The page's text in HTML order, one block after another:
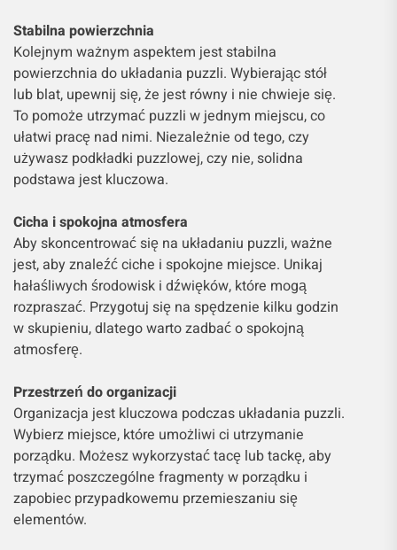
Stabilna powierzchnia
Kolejnym ważnym aspektem jest stabilna
powierzchnia do układania puzzli. Wybierając stół
lub blat, upewnij się, że jest równy i nie chwieje się.
To pomoże utrzymać puzzli w jednym miejscu, co
ułatwi pracę nad nimi. Niezależnie od tego, czy
używasz podkładki puzzlowej, czy nie, solidna
podstawa jest kluczowa.
Cicha i spokojna atmosfera
Aby skoncentrować się na układaniu puzzli, ważne
jest, aby znaleźć ciche i spokojne miejsce. Unikaj
hałaśliwych środowisk i dźwięków, które mogą
rozpraszać. Przygotuj się na spędzenie kilku godzin
w skupieniu, dlatego warto zadbać o spokojną
atmosferę.
Przestrzeń do organizacji
Organizacja jest kluczowa podczas układania puzzli.
Wybierz miejsce, które umożliwi ci utrzymanie
porządku. Możesz wykorzystać tacę lub tackę, aby
trzymać poszczególne fragmenty w porządku i
zapobiec przypadkowemu przemieszaniu się
elementów.